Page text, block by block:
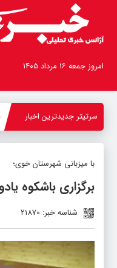
امروز جمعه ۱۶ مرداد ۱۴۰۵
سرتیتر جدیدترین اخبار
با میزبانی شهرستان خوی؛
برگزاری باشکوه
شناسه خبر: 21870